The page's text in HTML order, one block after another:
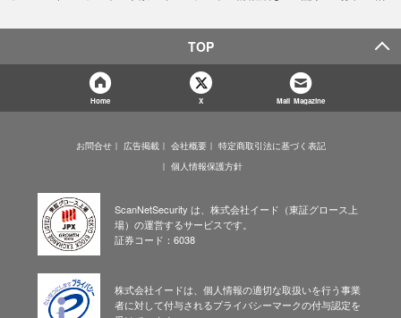
TOP
Home X Mail Magazine
お問合せ 広告掲載 会社概要
特定商取引法に基づく表記
個人情報保護方針
ScanNetSecurity は、株式会社イード（東証グロース上
場）の運営するサービスです。
証券コード：6038
株式会社イードは、個人情報の適切な取扱いを行う事業
者に対して付与されるプライバシーマークの付与認定を